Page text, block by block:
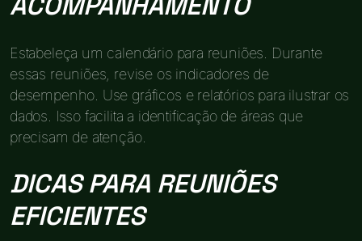
Estabeleça um calendário para reuniões. Durante
essas reuniões, revise os indicadores de
desempenho. Use gráficos e relatórios para ilustrar os
dados. Isso facilita a identificação de áreas que
precisam de atenção.
DICAS PARA REUNIÕES
EFICIENTES